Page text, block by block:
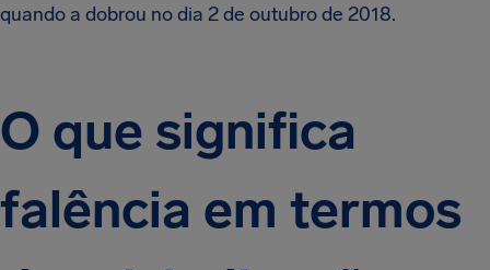
quando a dobrou no dia 2 de outubro de 2018.
O que significa
falência em termos